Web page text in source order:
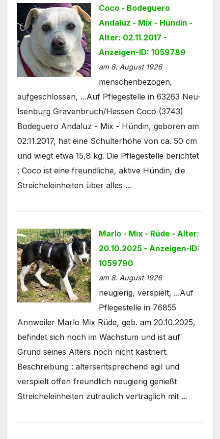
Coco - Bodeguero
Andaluz - Mix - Hündin -
Alter: 02.11.2017 -
Anzeigen-ID: 1059789
am 8. August 1926
menschenbezogen,
aufgeschlossen, ...Auf Pflegestelle in 63263 Neu-
Isenburg Gravenbruch/Hessen Coco (3743)
Bodeguero Andaluz - Mix - Hündin, geboren am
02.11.2017, hat eine Schulterhöhe von ca. 50 cm
und wiegt etwa 15,8 kg. Die Pflegestelle berichtet
: Coco ist eine freundliche, aktive Hündin, die
Streicheleinheiten über alles ...
Marlo - Mix - Rüde - Alter:
20.10.2025 - Anzeigen-ID:
1059790
am 8. August 1926
neugierig, verspielt, ...Auf
Pflegestelle in 76855
Annweiler Marlo Mix Rüde, geb. am 20.10.2025,
befindet sich noch im Wachstum und ist auf
Grund seines Alters noch nicht kastriert.
Beschreibung : altersentsprechend agil und
verspielt offen freundlich neugierig genießt
Streicheleinheiten zutraulich verträglich mit ...